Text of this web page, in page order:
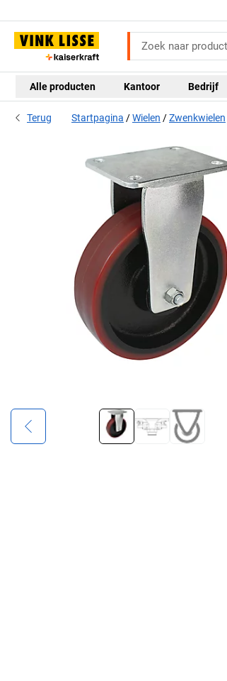
Alle producten Kantoor Bedrijf
Terug Startpagina Wielen Zwenkwielen